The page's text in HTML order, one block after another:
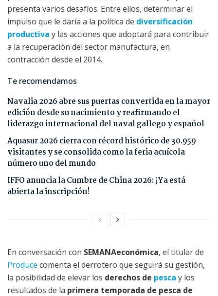
presenta varios desafíos. Entre ellos, determinar el
impulso que le daría a la política de diversificación
productiva y las acciones que adoptará para contribuir
a la recuperación del sector manufactura, en
contracción desde el 2014.
Te recomendamos
Navalia 2026 abre sus puertas convertida en la mayor
edición desde su nacimiento y reafirmando el
liderazgo internacional del naval gallego y español
Aquasur 2026 cierra con récord histórico de 30.959
visitantes y se consolida como la feria acuícola
número uno del mundo
IFFO anuncia la Cumbre de China 2026: ¡Ya está
abierta la inscripción!
En conversación con SEMANAeconómica, el titular de
Produce comenta el derrotero que seguirá su gestión,
la posibilidad de elevar los derechos de pesca y los
resultados de la primera temporada de pesca de